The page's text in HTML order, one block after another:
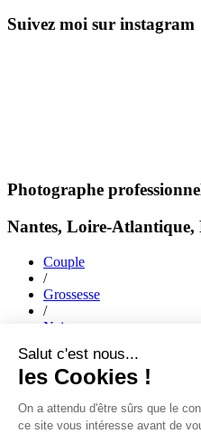
Suivez moi sur instagram
Photographe
Nantes, Loire-Atlantique,
Couple
/
Grossesse
/
Naissance
Mariage
/
ACCUEIL|JOURNAL|A